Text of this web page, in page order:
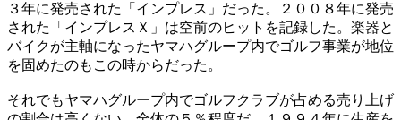
３年に発売された「インプレス」だった。２００８年に発売
された「インプレスＸ」は空前のヒットを記録した。楽器と
バイクが主軸になったヤマハグループ内でゴルフ事業が地位
を固めたのもこの時からだった。
それでもヤマハグループ内でゴルフクラブが占める売り上げ